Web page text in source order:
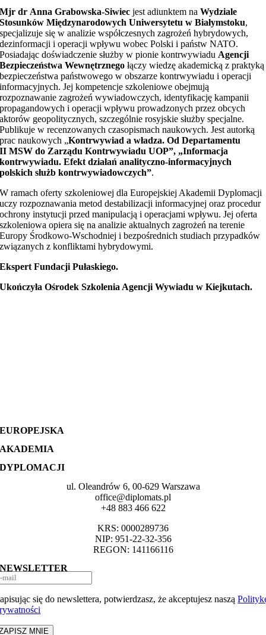
Mjr dr Anna Grabowska-Siwiec jest adiunktem naWydziale
Stosunków Międzynarodowych Uniwersytetu w Białymstoku,
specjalizuje się w analizie współczesnych zagrożeń hybrydowych,
dezinformacji i operacji wpływu wobec Polski i państw NATO.
Posiadając doświadczenie służby w pionie kontrwywiadu Agencji
Bezpieczeństwa Wewnętrznego łączy wiedzę akademicką z praktyką
bezpieczeństwa państwowego w obszarze kontrwywiadu i operacji
informacyjnych. Jej kompetencje szkoleniowe obejmują
rozpoznawanie zagrożeń wywiadowczych, identyfikację kampanii
propagandowych i operacji wpływu prowadzonych przez obcych
aktorów geopolitycznych, szczególnie rosyjskie służby specjalne.
Publikuje w recenzowanych czasopismach naukowych. Jest autorką
prac naukowych „Kontrwywiad a władza. Od Departamentu
II MSW do Zarządu Kontrwywiadu UOP”, „Informacja
kontrwywiadu. Efekt działań analityczno-informacyjnych
polskich służb kontrwywiadowczych”.
W ramach oferty szkoleniowej dla Europejskiej Akademii Dyplomacji
uczy rozpoznawania metod destabilizacji informacyjnej oraz procedur
ochrony instytucji przed manipulacją i operacjami wpływu. Jej oferta
szkoleniowa opiera się na analizie aktualnych zagrożeń na terenie
Europy Środkowo-Wschodniej i bezpośrednich studiach przypadków
związanych z konfliktami hybrydowymi.
Ekspert Fundacji Pułaskiego.
Ukończyła Ośrodek Szkolenia Agencji Wywiadu w Kiejkutach.
EUROPEJSKA
AKADEMIA
DYPLOMACJI
ul. Oleandrów 6, 00-629 Warszawa
office@diplomats.pl
+48 883 466 622
KRS: 0000289736
NIP: 951-22-32-356
REGON: 141166116
NEWSLETTER
się do newslettera, potwierdzasz, że akceptujesz naszą
MNIE